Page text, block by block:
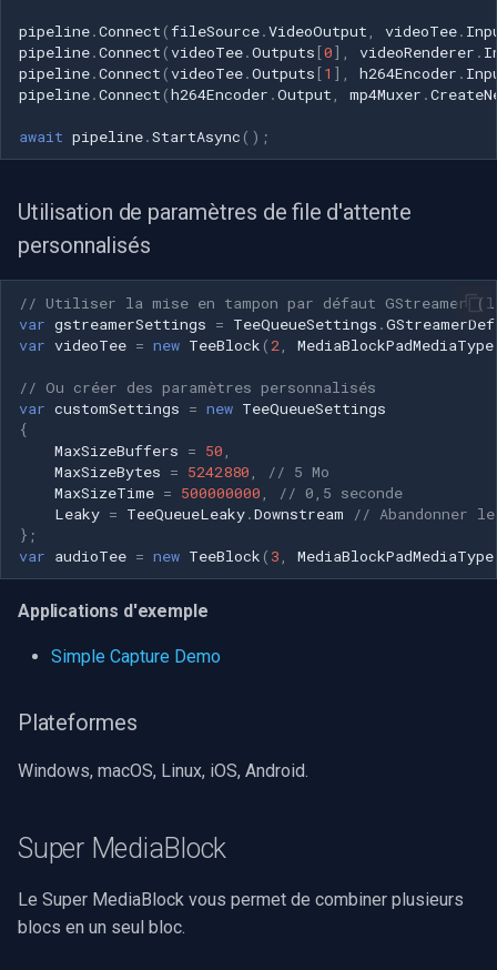
pipeline.Connect (fileSource.VideoOutput videoTee.
pipeline.Connect (videoTee.Outputs [0], videoRenderer .
pipeline.Connect (videoTee.Outputs [1 ], h264Encoder .
pipeline.Connect (h264Encoder .Output mp4Muxer .
await pipeline.StartAsync ();
Utilisation de paramètres de file d'attente
personnalisés
// Utiliser la mise en tampon par défaut GStreamer
var gstreamerSettings = TeeQueueSettings .
var videoTee = new TeeBlock ( 2 MediaBlockPadMediaType
// Ou créer des paramètres personnalisés
var customSettings = new TeeQueueSettings
{
MaxSizeBuffers = 50
MaxSizeBytes = 5242880
// 5 Mo
MaxSizeTime = 500000000
// 0,5 seconde
Leaky = TeeQueueLeaky.Downstream
// Abandonner
};
var audioTee = new TeeBlock ( 3 MediaBlockPadMediaType
Applications d'exemple
Simple Capture Demo
Plateformes
Windows, macOS, Linux, iOS, Android.
Super MediaBlock
Le Super MediaBlock vous permet de combiner plusieurs
blocs en un seul bloc.